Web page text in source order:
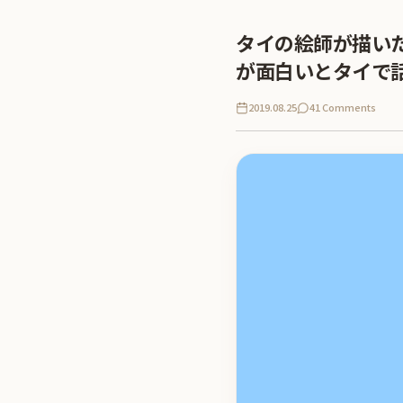
タイの絵師が描い
が面白いとタイで
2019.08.25 41 Comments